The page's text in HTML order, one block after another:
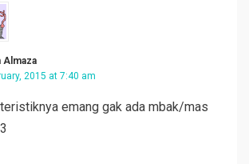
Almaza
2015 at 7:40 am
emang gak ada mbak/mas